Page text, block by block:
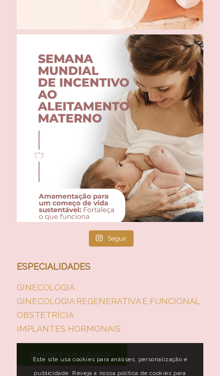
Seguir
ESPECIALIDADES
GINECOLOGIA
GINECOLOGIA REGENERATIVA E FUNCIONAL
OBSTETRÍCIA
IMPLANTES HORMONAIS
AGENDE SUA CONSULTA
Este site usa cookies para análises, personalização e
publicidade. Reveja a nossa política de cookies para